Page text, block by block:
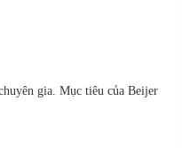
gia. Mục tiêu của Beijer